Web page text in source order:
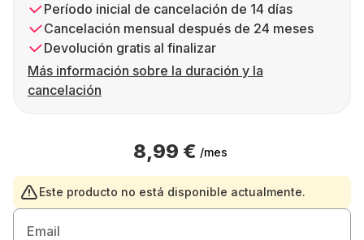
Período inicial de cancelación de 14 días
Cancelación mensual después de 24 meses
Devolución gratis al finalizar
Más información sobre la duración y la
cancelación
8,99 € /mes
Este producto no está disponible actualmente.
Email